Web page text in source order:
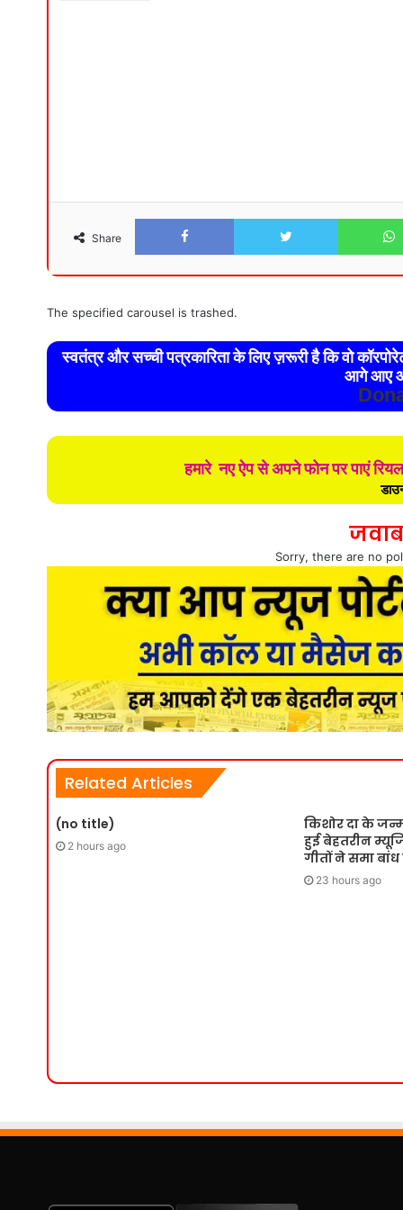
Share
Facebook Twitter
The specified carousel is trashed.
स्वतंत्र और सच्ची पत्रकारिता के लिए ज़रूरी है कि वो
आगे आए
हमारे नए ऐप से अपने फोन पर पाएं
Sorry, there are no
Related Articles
(no title)
2 hours ago
किशोर दा के
हुई बेहतरीन
गीतों ने समा बांध
23 hours ago